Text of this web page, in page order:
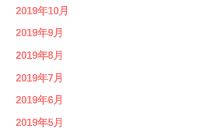
2019年10月
2019年9月
2019年8月
2019年7月
2019年6月
2019年5月